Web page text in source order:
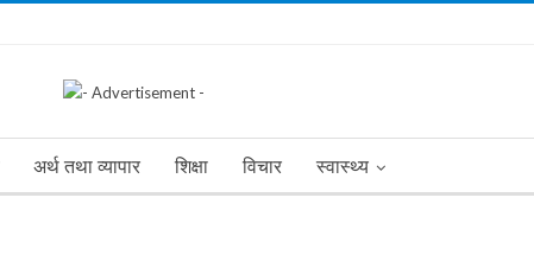
अर्थ तथा व्यापार शिक्षा विचार स्वास्थ्य